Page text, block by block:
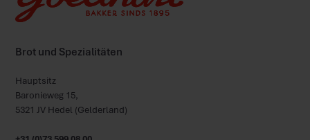
Brot und Spezialitäten
Hauptsitz
Baronieweg 15,
5321 JV Hedel (Gelderland)